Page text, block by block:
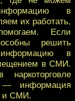
в
их работать,
Если
решить
в
в СМИ.
— информация
и СМИ.